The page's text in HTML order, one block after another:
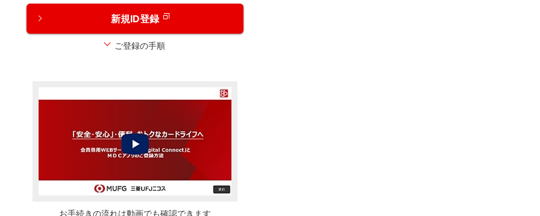
新規ID登録
ご登録の手順
お手続きの流れは動画でも確認できます